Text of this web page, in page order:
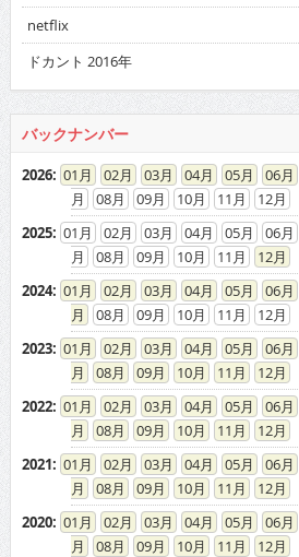
netflix
ドカント 2016年
バックナンバー
2026: 01 02 03 04 05 06
08
09 10 11
12
2025: 01 02 03 04 05 06
08
09 10 11
12
2024: 01 02 03 04 05 06
08
09 10 11
12
2023: 01 02 03 04 05 06
08
09 10 11
12
2022: 01 02 03 04 05 06
08
09 10 11
12
2021: 01 02 03 04 05 06
08
09 10 11
12
2020: 01 02 03 04 05 06
08
09 10 11
12